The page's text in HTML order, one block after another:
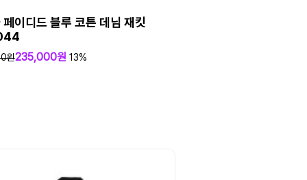
페이디드 블루 코튼 데님 재킷
원235,000원 13%